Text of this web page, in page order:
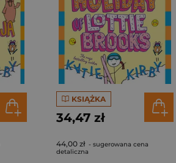
KSIĄŻKA
34,47 zł
44,00 zł - sugerowana cena
detaliczna